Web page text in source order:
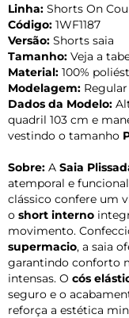
Linha: Shorts On
Código: 1WF1187
Versão: Shorts saia
Tamanho: Veja a
Material: 100%
Modelagem: Regular
Dados da Modelo:
quadril 103 cm e
vestindo o tamanho
Sobre: A Saia
atemporal e
clássico confere um
o short interno
movimento.
supermacio, a saia
garantindo conforto
intensas. O cós
seguro e o
reforça a estética